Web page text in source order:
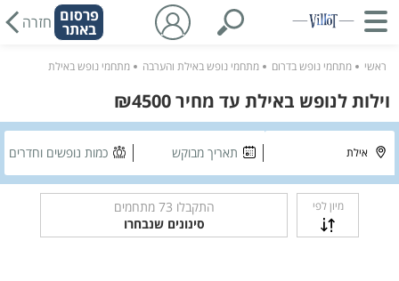
פרסום
באתר חזרה
ראשי מתחמי נופש בדרום מתחמי נופש באילת והערבה מתחמי נופש באילת
וילות לנופש באילת עד מחיר ₪4500
תאריך מבוקש כמות נופשים וחדרים
מיון לפי התקבלו 73 מתחמים
סינונים שנבחרו